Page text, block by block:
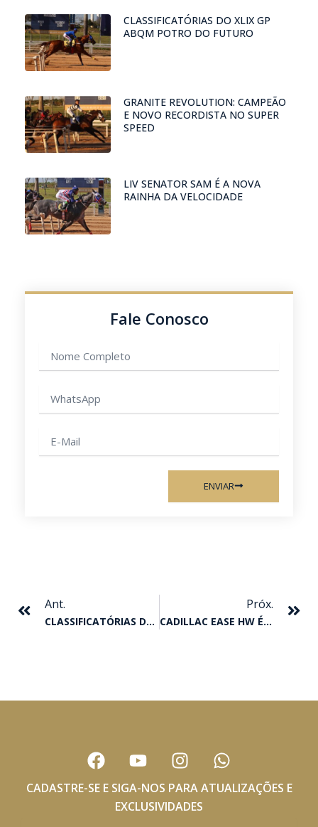
CLASSIFICATÓRIAS DO XLIX GP
ABQM POTRO DO FUTURO
GRANITE REVOLUTION: CAMPEÃO
E NOVO RECORDISTA NO SUPER
SPEED
LIV SENATOR SAM É A NOVA
RAINHA DA VELOCIDADE
Fale Conosco
completo
mail
ENVIAR
Ant.
CLASSIFICATÓRIAS DO GP TAÇA DE PRATA
Próx.
CADILLAC EASE HW É O CAMPEÃO DO GP III DERBY
F
a
c
Y
o
u
t
I
n
s
t
W
h
a
CADASTRE-SE E SIGA-NOS PARA ATUALIZAÇÕES E
EXCLUSIVIDADES